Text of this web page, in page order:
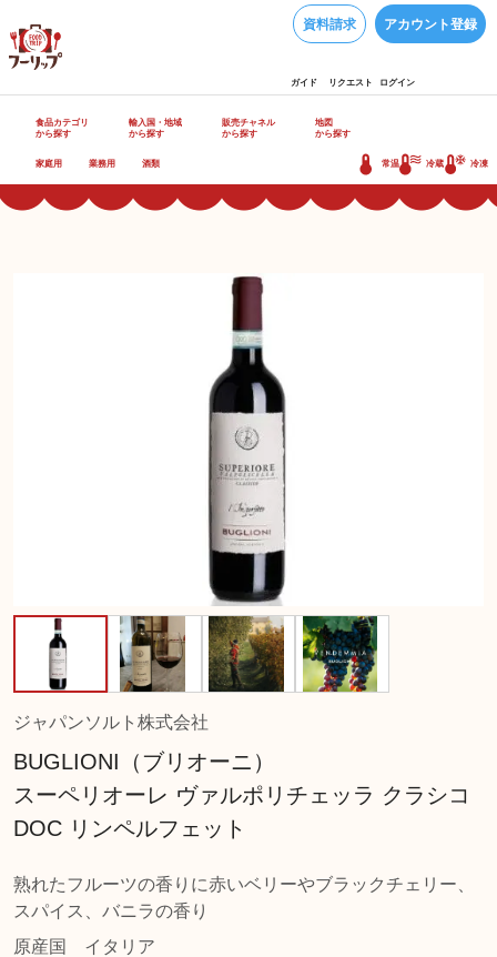
資料請求 アカウント登録
ガイド リクエスト ログイン
食品カテゴリ
から探す
輸入国・地域
から探す
販売チャネル
から探す
地図
から探す
家庭用 業務用 酒類 常温 冷蔵 冷凍
ジャパンソルト株式会社
BUGLIONI（ブリオーニ）
スーペリオーレ ヴァルポリチェッラ クラシコ
DOC リンペルフェット
熟れたフルーツの香りに赤いベリーやブラックチェリー、
スパイス、バニラの香り
原産国
イタリア